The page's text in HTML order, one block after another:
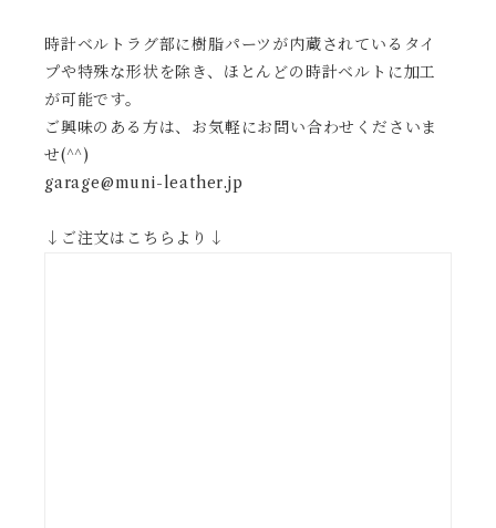
時計ベルトラグ部に樹脂パーツが内蔵されているタイ
プや特殊な形状を除き、ほとんどの時計ベルトに加工
が可能です。
ご興味のある方は、お気軽にお問い合わせくださいま
せ(^^)
garage@muni-leather.jp
↓ご注文はこちらより↓